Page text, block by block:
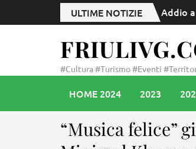
ULTIME NOTIZIE Addio
#Cultura #Turismo #Eventi
HOME 2024 2023
“Musica felice”